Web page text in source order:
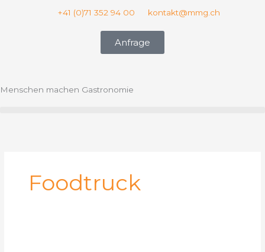
+41 (0)71 352 94 00 kontakt@mmg.ch
Anfrage
Menschen machen Gastronomie
Foodtruck